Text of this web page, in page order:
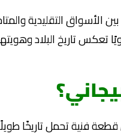
الأسواق التقليدية
تعكس تاريخ البلاد
قطعة فنية تحمل تاريخًا